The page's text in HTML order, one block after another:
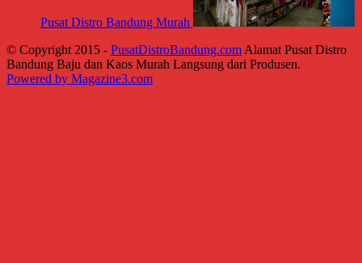
Pusat Distro Bandung Murah
© Copyright 2015 - PusatDistroBandung.com Alamat Pusat Distro
Bandung Baju dan Kaos Murah Langsung dari Produsen.
Powered by Magazine3.com